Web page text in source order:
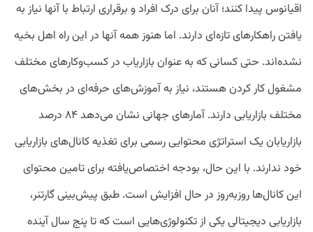
اقیانوس پیدا کنند؛ آنان برای درک افراد و برقراری ارتباط با آنها نیاز به
یافتن راهکارهای تازه‌ای دارند. اما هنوز همه آنها در این راه اهل بخیه
نشده‌اند. حتی کسانی ‌که به عنوان بازاریاب در کسب‌وکارهای مختلف
مشغول کار کردن هستند، نیاز به آموزش‌های حرفه‌ای در بخش‌های
مختلف بازاریابی دارند. آمارهای جهانی نشان می‌دهد ۸۴ درصد
بازاریابان یک استراتژی محتوایی رسمی برای تغذیه کانال‌های بازاریابی
خود ندارند. با این حال، بودجه اختصاص‌یافته برای تامین محتوای
این کانال‌ها روزبه‌روز در حال افزایش است. طبق پیش‌بینی گارتنر،
بازاریابی دیجیتالی یکی از تکنولوژی‌هایی است که تا پنج سال آینده